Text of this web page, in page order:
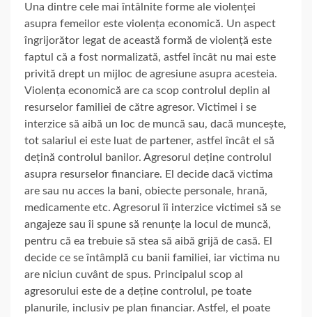
Una dintre cele mai întâlnite forme ale violenței
asupra femeilor este violența economică. Un aspect
îngrijorător legat de această formă de violență este
faptul că a fost normalizată, astfel încât nu mai este
privită drept un mijloc de agresiune asupra acesteia.
Violența economică are ca scop controlul deplin al
resurselor familiei de către agresor. Victimei i se
interzice să aibă un loc de muncă sau, dacă muncește,
tot salariul ei este luat de partener, astfel încât el să
dețină controlul banilor. Agresorul deține controlul
asupra resurselor financiare. El decide dacă victima
are sau nu acces la bani, obiecte personale, hrană,
medicamente etc. Agresorul îi interzice victimei să se
angajeze sau îi spune să renunțe la locul de muncă,
pentru că ea trebuie să stea să aibă grijă de casă. El
decide ce se întâmplă cu banii familiei, iar victima nu
are niciun cuvânt de spus. Principalul scop al
agresorului este de a deține controlul, pe toate
planurile, inclusiv pe plan financiar. Astfel, el poate